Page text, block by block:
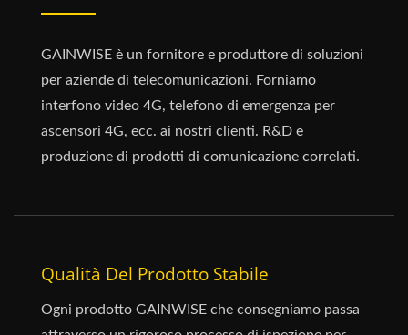
GAINWISE è un fornitore e produttore di soluzioni
per aziende di telecomunicazioni. Forniamo
interfono video 4G, telefono di emergenza per
ascensori 4G, ecc. ai nostri clienti. R&D e
produzione di prodotti di comunicazione correlati.
Qualità Del Prodotto Stabile
Ogni prodotto GAINWISE che consegniamo passa